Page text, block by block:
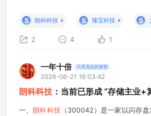
组厂商。从上游原厂（如长江
S 朗科科技 S 臻宝科技 S
2 4 1
一年十倍 只买龙头的游资
2026-06-21 16:03:42
朗科科技 ：当前已形成 “存储主业
一、 朗科科技 （300042）是一家以闪存